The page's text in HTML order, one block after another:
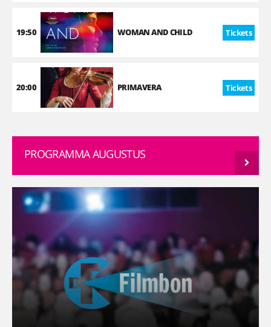
19:50 WOMAN AND CHILD Tickets
20:00 PRIMAVERA Tickets
PROGRAMMA AUGUSTUS